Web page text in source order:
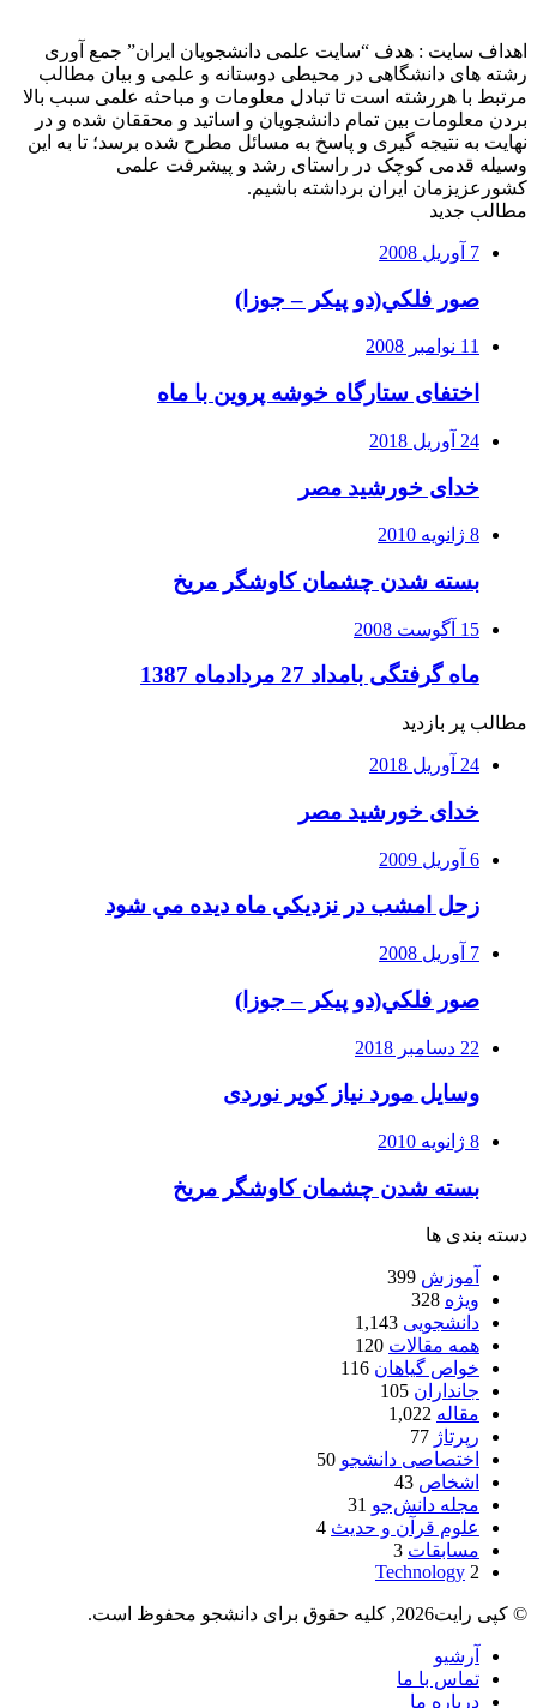
اهداف سایت : هدف “سایت علمی دانشجویان ایران” جمع آوری
رشته های دانشگاهی در محیطی دوستانه و علمی و بیان مطالب
مرتبط با هررشته است تا تبادل معلومات و مباحثه علمی سبب بالا
بردن معلومات بین تمام دانشجویان و اساتید و محققان شده و در
نهایت به نتیجه گیری و پاسخ به مسائل مطرح شده برسد؛ تا به این
وسیله قدمی کوچک در راستای رشد و پیشرفت علمی
کشورعزیزمان ایران برداشته باشیم.
مطالب جدید
7 آوریل 2008
صور فلكي(دو پیکر – جوزا)
11 نوامبر 2008
اختفای ستارگاه خوشه پروین با ماه
24 آوریل 2018
خدای خورشید مصر
8 ژانویه 2010
بسته شدن چشمان کاوشگر مريخ
15 آگوست 2008
ماه گرفتگی بامداد 27 مردادماه 1387
مطالب پر بازدید
24 آوریل 2018
خدای خورشید مصر
6 آوریل 2009
زحل امشب در نزديكي ماه ديده مي شود
7 آوریل 2008
صور فلكي(دو پیکر – جوزا)
22 دسامبر 2018
وسایل مورد نیاز کویر نوردی
8 ژانویه 2010
بسته شدن چشمان کاوشگر مريخ
دسته بندی ها
آموزش 399
ویژه 328
دانشجویی 1,143
همه مقالات 120
خواص گیاهان 116
جانداران 105
مقاله 1,022
رپرتاژ 77
اختصاصی دانشجو 50
اشخاص 43
مجله دانش‌جو 31
علوم قرآن و حدیث 4
مسابقات 3
Technology 2
© کپی رایت2026, کلیه حقوق برای دانشجو محفوظ است.
آرشیو
تماس با ما
درباره ما